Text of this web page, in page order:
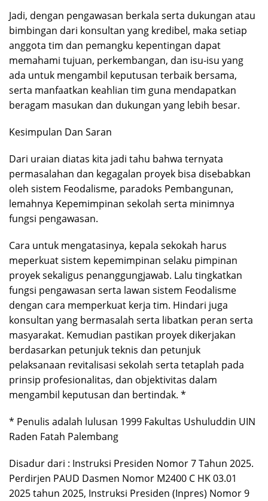
Jadi, dengan pengawasan berkala serta dukungan atau
bimbingan dari konsultan yang kredibel, maka setiap
anggota tim dan pemangku kepentingan dapat
memahami tujuan, perkembangan, dan isu-isu yang
ada untuk mengambil keputusan terbaik bersama,
serta manfaatkan keahlian tim guna mendapatkan
beragam masukan dan dukungan yang lebih besar.
Kesimpulan Dan Saran
Dari uraian diatas kita jadi tahu bahwa ternyata
permasalahan dan kegagalan proyek bisa disebabkan
oleh sistem Feodalisme, paradoks Pembangunan,
lemahnya Kepemimpinan sekolah serta minimnya
fungsi pengawasan.
Cara untuk mengatasinya, kepala sekokah harus
meperkuat sistem kepemimpinan selaku pimpinan
proyek sekaligus penanggungjawab. Lalu tingkatkan
fungsi pengawasan serta lawan sistem Feodalisme
dengan cara memperkuat kerja tim. Hindari juga
konsultan yang bermasalah serta libatkan peran serta
masyarakat. Kemudian pastikan proyek dikerjakan
berdasarkan petunjuk teknis dan petunjuk
pelaksanaan revitalisasi sekolah serta tetaplah pada
prinsip profesionalitas, dan objektivitas dalam
mengambil keputusan dan bertindak. *
* Penulis adalah lulusan 1999 Fakultas Ushuluddin UIN
Raden Fatah Palembang
Disadur dari : Instruksi Presiden Nomor 7 Tahun 2025.
Perdirjen PAUD Dasmen Nomor M2400 C HK 03.01
2025 tahun 2025, Instruksi Presiden (Inpres) Nomor 9